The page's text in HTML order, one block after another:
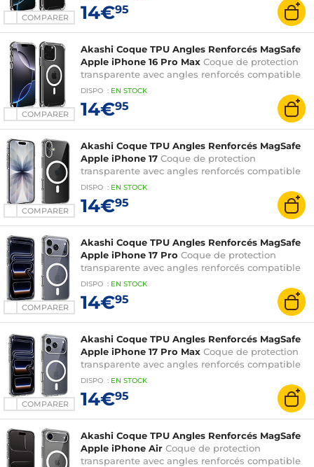
COMPARER 14€95
COMPARER
Akashi Coque TPU Angles Renforcés MagSafe
Apple iPhone 16 Pro Max Coque de protection
transparente avec angles renforcés compatible
MagSafe pour Apple iPhone 16 Pro Max
DISPO : EN STOCK
14€95
COMPARER
Akashi Coque TPU Angles Renforcés MagSafe
Apple iPhone 17 Coque de protection
transparente avec angles renforcés compatible
MagSafe pour Apple iPhone 17
DISPO : EN STOCK
14€95
COMPARER
Akashi Coque TPU Angles Renforcés MagSafe
Apple iPhone 17 Pro Coque de protection
transparente avec angles renforcés compatible
MagSafe pour Apple iPhone 17 Pro
DISPO : EN STOCK
14€95
COMPARER
Akashi Coque TPU Angles Renforcés MagSafe
Apple iPhone 17 Pro Max Coque de protection
transparente avec angles renforcés compatible
MagSafe pour Apple iPhone 17 Pro Max
DISPO : EN STOCK
14€95
Akashi Coque TPU Angles Renforcés MagSafe
Apple iPhone Air Coque de protection
transparente avec angles renforcés compatible